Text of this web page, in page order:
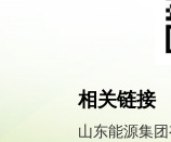
相关链接
山东能源集团